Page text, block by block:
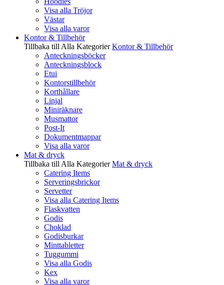
Visa alla Tröjor
Västar
Visa alla varor
Kontor & Tillbehör
Tillbaka till Alla Kategorier Kontor & Tillbehör
Anteckningsböcker
Anteckningsblock
Etui
Kontorstillbehör
Korthållare
Linjal
Miniräknare
Musmattor
Post-It
Dokumentmappar
Visa alla varor
Mat & dryck
Tillbaka till Alla Kategorier Mat & dryck
Catering Items
Serveringsbrickor
Servetter
Visa alla Catering Items
Flaskvatten
Godis
Choklad
Godisburkar
Minttabletter
Tuggummi
Visa alla Godis
Kex
Visa alla varor